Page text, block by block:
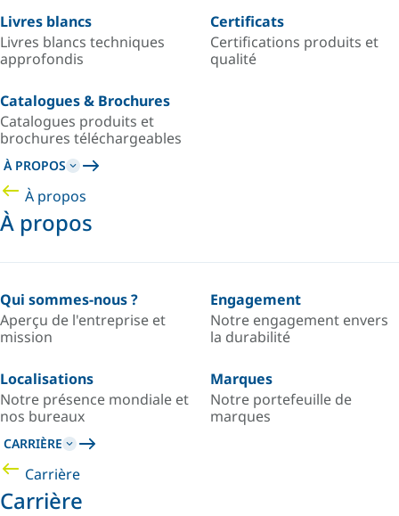
Livres blancs
Livres blancs techniques
approfondis
Certificats
Certifications produits et
qualité
Catalogues & Brochures
Catalogues produits et
brochures téléchargeables
À PROPOS
À propos
À propos
Qui sommes-nous ?
Aperçu de l'entreprise et
mission
Engagement
Notre engagement envers
la durabilité
Localisations
Notre présence mondiale et
nos bureaux
Marques
Notre portefeuille de
marques
CARRIÈRE
Carrière
Carrière